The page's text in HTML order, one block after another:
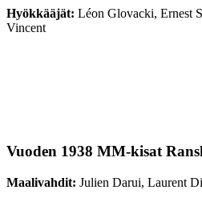
Hyökkääjät: Léon Glovacki, Ernest
Vincent
Vuoden 1938 MM-kisat
Maalivahdit: Julien Darui, Laurent